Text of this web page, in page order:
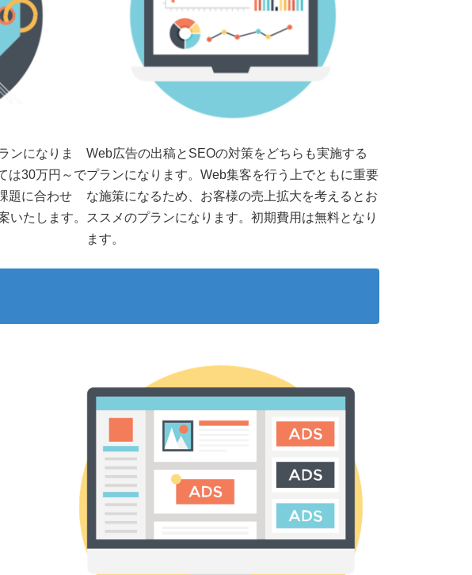
ンになりま
は30万円～で
題に合わせ
いたします。
Web広告の出稿とSEOの対策をどちらも実施する
プランになります。Web集客を行う上でともに重要
な施策になるため、お客様の売上拡大を考えるとお
ススメのプランになります。初期費用は無料となり
ます。